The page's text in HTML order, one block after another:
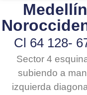
Medellín
Cl 64 128-
Sector 4
subiendo a
izquierda